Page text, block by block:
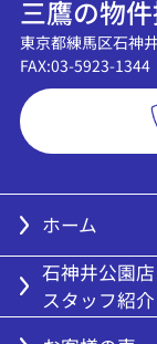
三鷹の物
東京都練馬区石神
FAX:03-5923-1344
ホーム
石神井公園店
スタッフ紹介